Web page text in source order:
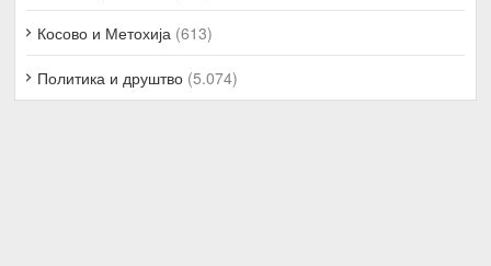
Косово и Метохија (613)
Политика и друштво (5.074)